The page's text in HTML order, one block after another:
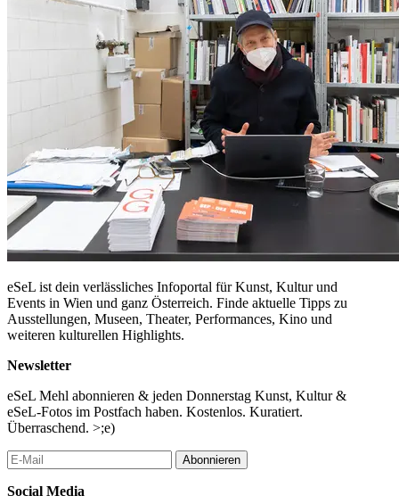
eSeL ist dein verlässliches Infoportal für Kunst, Kultur und
Events in Wien und ganz Österreich. Finde aktuelle Tipps zu
Ausstellungen, Museen, Theater, Performances, Kino und
weiteren kulturellen Highlights.
Newsletter
eSeL Mehl abonnieren & jeden Donnerstag Kunst, Kultur &
eSeL-Fotos im Postfach haben. Kostenlos. Kuratiert.
Überraschend. >;e)
Abonnieren
Social Media